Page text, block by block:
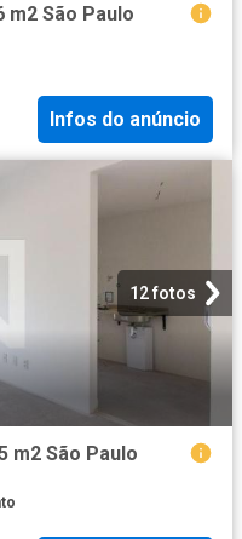
m2 São Paulo
Infos do anúncio
12 fotos
m2 São Paulo